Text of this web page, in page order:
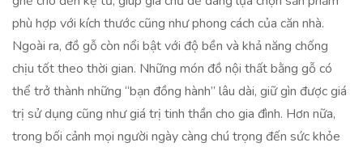
phù hợp với kích thước cũng như phong cách của căn nhà.
Ngoài ra, đồ gỗ còn nổi bật với độ bền và khả năng chống
chịu tốt theo thời gian. Những món đồ nội thất bằng gỗ có
thể trở thành những “bạn đồng hành” lâu dài, giữ gìn được giá
trị sử dụng cũng như giá trị tinh thần cho gia đình. Hơn nữa,
trong bối cảnh mọi người ngày càng chú trọng đến sức khỏe